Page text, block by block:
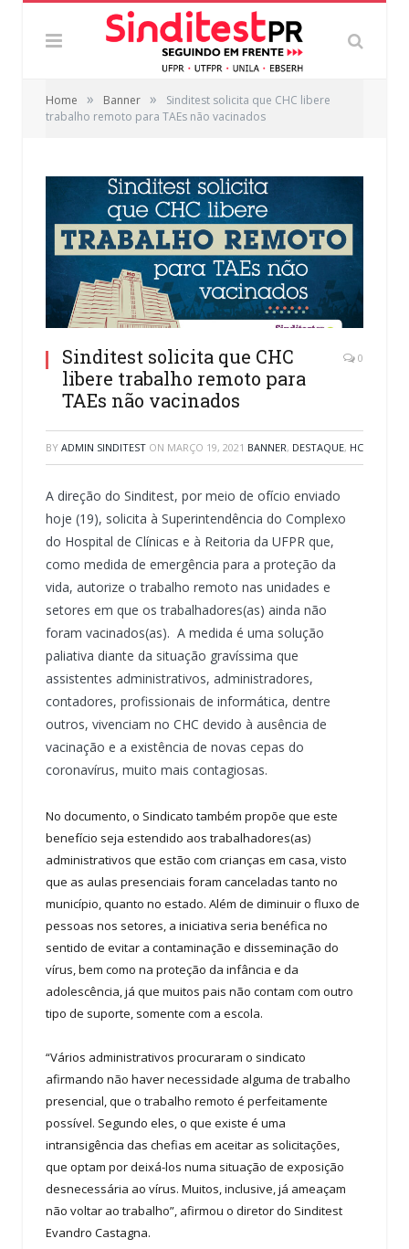
Home » Banner »
Sinditest solicita que CHC libere
trabalho remoto para TAEs não vacinados
Sinditest solicita que CHC
libere trabalho remoto para
TAEs não vacinados
0
BY ADMIN SINDITEST ON MARÇO 19, 2021 BANNER, DESTAQUE, HC
A direção do Sinditest, por meio de ofício enviado
hoje (19), solicita à Superintendência do Complexo
do Hospital de Clínicas e à Reitoria da UFPR que,
como medida de emergência para a proteção da
vida, autorize o trabalho remoto nas unidades e
setores em que os trabalhadores(as) ainda não
foram vacinados(as). A medida é uma solução
paliativa diante da situação gravíssima que
assistentes administrativos, administradores,
contadores, profissionais de informática, dentre
outros, vivenciam no CHC devido à ausência de
vacinação e a existência de novas cepas do
coronavírus, muito mais contagiosas.
No documento, o Sindicato também propõe que este
benefício seja estendido aos trabalhadores(as)
administrativos que estão com crianças em casa, visto
que as aulas presenciais foram canceladas tanto no
município, quanto no estado. Além de diminuir o fluxo de
pessoas nos setores, a iniciativa seria benéfica no
sentido de evitar a contaminação e disseminação do
vírus, bem como na proteção da infância e da
adolescência, já que muitos pais não contam com outro
tipo de suporte, somente com a escola.
“Vários administrativos procuraram o sindicato
afirmando não haver necessidade alguma de trabalho
presencial, que o trabalho remoto é perfeitamente
possível. Segundo eles, o que existe é uma
intransigência das chefias em aceitar as solicitações,
que optam por deixá-los numa situação de exposição
desnecessária ao vírus. Muitos, inclusive, já ameaçam
não voltar ao trabalho”, afirmou o diretor do Sinditest
Evandro Castagna.